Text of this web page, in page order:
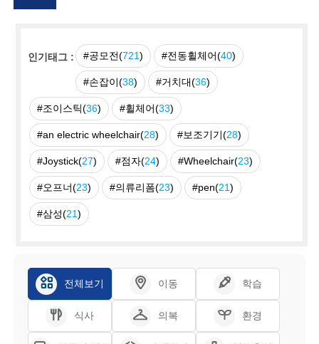
인기태그 : #공모전(721) #전동휠체어(40)
#손잡이(38) #거치대(36)
#조이스틱(36) #휠체어(33)
#an electric wheelchair(28) #보조기기(28)
#Joystick(27) #점자(24) #Wheelchair(23)
#오프너(23) #의류리폼(23) #pen(21)
#삼성(21)
전체보기 이동 학습
식사 의복 환경